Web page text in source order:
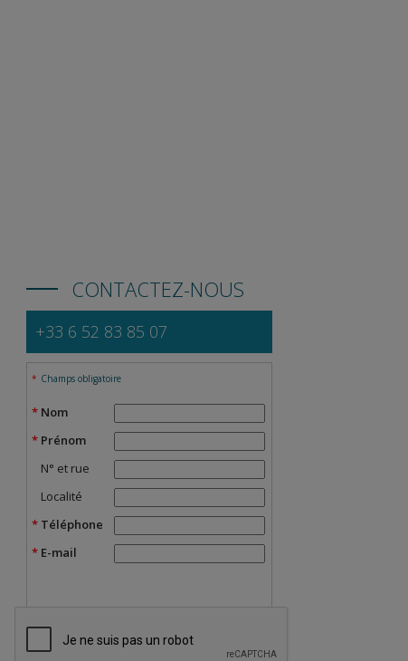
CONTACTEZ-NOUS
+33 6 52 83 85 07
Champs obligatoire
Nom
Prénom
N° et rue
Localité
Téléphone
E-mail